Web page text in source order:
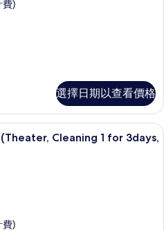
費)
選擇日期以查看價格
尊榮客房, 非吸煙房, 城市景觀
Cleaning 1 for 3days,
費)